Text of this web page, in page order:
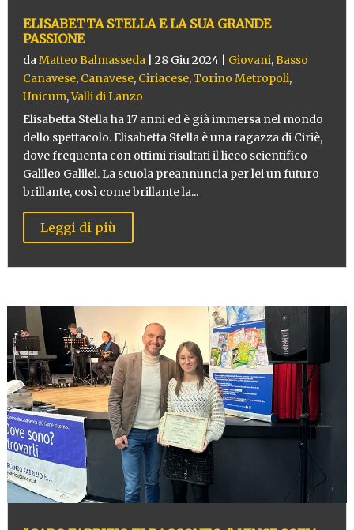
ELISABETTA STELLA E LA SUA GRANDE
PASSIONE
da Matteo Balmasseda 28 Giu 2024| Giovani, Basso
Canavese, Canavese, Ciriacese,Torino Metropoli,
Unicum,Valli di Lanzo
Elisabetta Stella ha 17 anni ed è già immersa nel mondo
dello spettacolo. Elisabetta Stella è una ragazza di Ciriè,
dove frequenta con ottimi risultati il liceo scientifico
Galileo Galilei. La scuola preannuncia per lei un futuro
brillante, così come brillante la...
Leggi di più